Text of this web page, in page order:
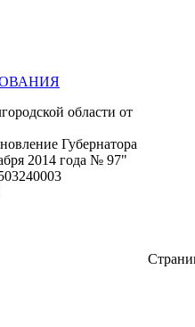
области от
Губернатора
2014 года № 97"